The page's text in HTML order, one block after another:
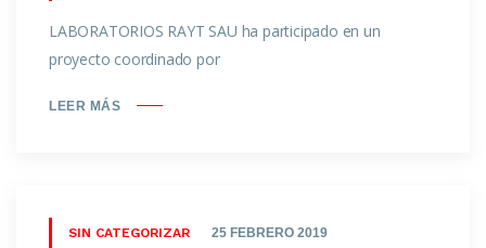
LABORATORIOS RAYT SAU ha participado en un
proyecto coordinado por
LEER MÁS
SIN CATEGORIZAR 25 FEBRERO 2019